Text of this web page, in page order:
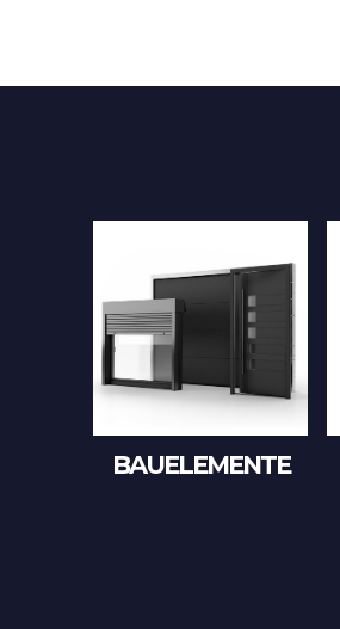
BAUELEMENTE